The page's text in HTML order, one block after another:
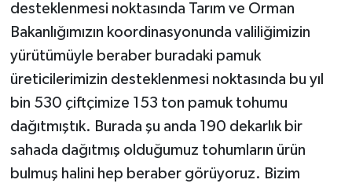
desteklenmesi noktasında Tarım ve Orman
Bakanlığımızın koordinasyonunda valiliğimizin
yürütümüyle beraber buradaki pamuk
üreticilerimizin desteklenmesi noktasında bu yıl
bin 530 çiftçimize 153 ton pamuk tohumu
dağıtmıştık. Burada şu anda 190 dekarlık bir
sahada dağıtmış olduğumuz tohumların ürün
bulmuş halini hep beraber görüyoruz. Bizim